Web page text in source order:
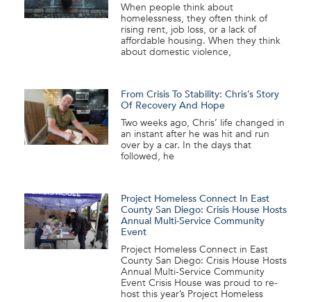
When people think about
homelessness, they often think of
rising rent, job loss, or a lack of
affordable housing. When they think
about domestic violence,
From Crisis To Stability: Chris’s Story
Of Recovery And Hope
Two weeks ago, Chris’ life changed in
an instant after he was hit and run
over by a car. In the days that
followed, he
Project Homeless Connect In East
County San Diego: Crisis House Hosts
Annual Multi-Service Community
Event
Project Homeless Connect in East
County San Diego: Crisis House Hosts
Annual Multi-Service Community
Event Crisis House was proud to re-
host this year’s Project Homeless